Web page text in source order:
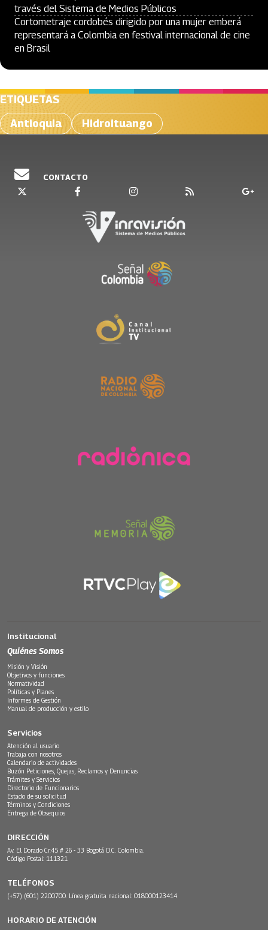
través del Sistema de Medios Públicos
Cortometraje cordobés dirigido por una mujer emberá
representará a Colombia en festival internacional de cine
en Brasil
ETIQUETAS
Antioquia
Hidroituango
CONTACTO
Institucional
Quiénes Somos
Misión y Visión
Objetivos y funciones
Normatividad
Políticas y Planes
Informes de Gestión
Manual de producción y estilo
Servicios
Atención al usuario
Trabaja con nosotros
Calendario de actividades
Buzón Peticiones, Quejas, Reclamos y Denuncias
Trámites y Servicios
Directorio de Funcionarios
Estado de su solicitud
Términos y Condiciones
Entrega de Obsequios
DIRECCIÓN
Av. El Dorado Cr.45 # 26 - 33 Bogotá D.C. Colombia.
Código Postal: 111321
TELÉFONOS
(+57) (601) 2200700. Línea gratuita nacional: 018000123414
HORARIO DE ATENCIÓN